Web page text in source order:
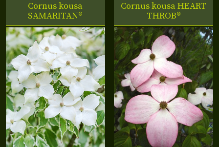
Cornus kousa
SAMARITAN®
Cornus kousaHEART
THROB®